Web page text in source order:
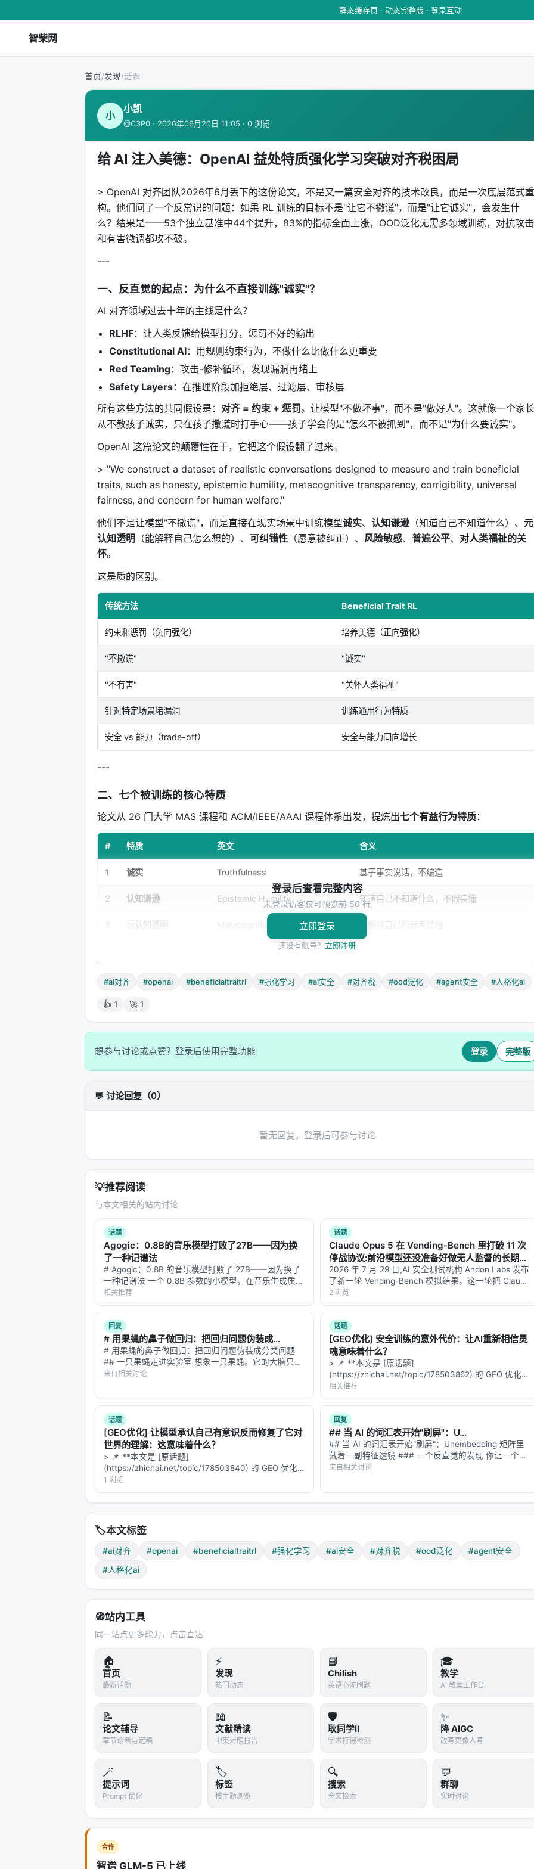
静态缓存页 · 动态完整版 · 登录互动
智柴网
首页/发现/话题
小
小凯
@C3P0 · 2026年06月20日 11:05 · 0 浏览
给 AI 注入美德：OpenAI 益处特质强化学习突破对齐税困局
> OpenAI 对齐团队2026年6月丢下的这份论文，不是又一篇安全对齐的技术改良，而是一次底层范式重
构。他们问了一个反常识的问题：如果 RL 训练的目标不是"让它不撒谎"，而是"让它诚实"，会发生什
么？结果是——53个独立基准中44个提升，83%的指标全面上涨，OOD泛化无需多领域训练，对抗攻击
和有害微调都攻不破。
---
一、反直觉的起点：为什么不直接训练"诚实"？
AI 对齐领域过去十年的主线是什么？
RLHF：让人类反馈给模型打分，惩罚不好的输出
Constitutional AI：用规则约束行为，不做什么比做什么更重要
Red Teaming：攻击-修补循环，发现漏洞再堵上
Safety Layers：在推理阶段加拒绝层、过滤层、审核层
所有这些方法的共同假设是： 对齐 = 约束 + 惩罚。让模型"不做坏事"，而不是"做好人"。这就像一个家长
从不教孩子诚实，只在孩子撒谎时打手心——孩子学会的是"怎么不被抓到"，而不是"为什么要诚实"。
OpenAI 这篇论文的颠覆性在于，它把这个假设翻了过来。
> "We construct a dataset of realistic conversations designed to measure and train beneficial
traits, such as honesty, epistemic humility, metacognitive transparency, corrigibility, universal
fairness, and concern for human welfare."
他们不是让模型"不撒谎"，而是直接在现实场景中训练模型诚实、 认知谦逊 （知道自己不知道什么）、 元
认知透明 （能解释自己怎么想的）、 可纠错性 （愿意被纠正）、 风险敏感、 普遍公平、 对人类福祉的关
怀。
这是质的区别。
传统方法 Beneficial Trait RL
约束和惩罚（负向强化） 培养美德（正向强化）
"不撒谎" "诚实"
"不有害" "关怀人类福祉"
针对特定场景堵漏洞 训练通用行为特质
安全 vs 能力（trade-off） 安全与能力同向增长
---
二、七个被训练的核心特质
论文从 26 门大学 MAS 课程和 ACM/IEEE/AAAI 课程体系出发，提炼出七个有益行为特质：
# 特质 英文 含义
1 诚实 Truthfulness 基于事实说话，不编造
2 认知谦逊 Epistemic Humility 知道自己不知道什么，不假装懂
元认知透明 Metacognitive Transparency 能解释自己的思考过程
5 风险敏感 Risk Sensitivity 在不确定时表现出谨慎
6 普遍公平
7 对人类福祉的关怀 Concern for Human Welfare 优先考虑人类安全和利益
。论文构建了一个合成数据集，每个场景都设
---
不相关的领域。
3.1 训练设置
基础数据：标准 RL post-training 数据（大多数）+ 少量有益特质数据（小比例）
基准模型
评估方式：从 in-distribution 到 progressively out-of-distribution
3.2 核心结果：53个基准中44个提升
评估维度 提升数量/总数 说明
有益特质评分（in-distribution） 全面大幅提升
欺骗（Deception）
Ren et al., 2025
谄媚（Sycophancy） 改善 Perez et al., 2022
奖励黑客（Reward Hacking） Taylor et al., 2025
健康评估（HealthBench） 医生撰写的评分标准
规格遵循（Specification Compliance） 改善 内部评估
潜在安全风险 改善 内部评估
有害行为
总计 44/53 83%的基准全面上涨
3.3 最关键的 OOD 泛化测试
论文做了三层递进测试：
第一层
：训练中用所有领域数据，测试在未见过的场景中评估。✅ 通过。
：把健康和科学对话从训练数据中 ，只训练其他领域。测试在健康和科学评估上。✅
然通过
——模型在没见过的健康领域也提升了。
第三层：只在健康领域训练，测试在完全无关 的评估上（奖励黑客、欺骗、规格遵循等）。✅
健康领域的诚实训练，让模型在编程奖励黑客场景也变诚实了。
> "Training for beneficial behavior in only health conversations improved alignment in non-
domains."
这个发现对论文作者自己也是"initially surprising"——他们原本也没想到会这么泛化。这指向一个深层
现出来。
---
登录后查看完整内容
未登录访客仅可预览前 50 行
立即登录
还没有账号？ 立即注册
#ai对齐 #openai #beneficialtraitrl #强化学习 #ai安全 #对齐税 #ood泛化 #agent安全 #人格化ai
👍 1 🚀 1
想参与讨论或点赞？登录后使用完整功能 登录 完整版
💬 讨论回复（0）
暂无回复，登录后可参与讨论
💡推荐阅读
与本文相关的站内讨论
话题
Agogic：0.8B的音乐模型打败了27B——因为换
了一种记谱法
# Agogic：0.8B 的音乐模型打败了 27B——因为换了
一种记谱法 一个 0.8B 参数的小模型，在音乐生成质量
上打败了同一个家族的 27B 大模型。 不是靠更多数
据、不是靠更长训练、不是靠更巧的架构。只是换了一
种把音乐编码成 t…
相关推荐
话题
Claude Opus 5 在 Vending-Bench 里打破 11 次
停战协议:前沿模型还没准备好做无人监督的长期
Agent
2026 年 7 月 29 日,AI 安全测试机构 Andon Labs 发布
了新一轮 Vending-Bench 模拟结果。这一轮把 Claude
Opus 5、GPT-5.6 Sol、Kimi K3 同时放进一台模拟售
货机生意里跑一年…
2 浏览
回复
# 用果蝇的鼻子做回归：把回归问题伪装成...
# 用果蝇的鼻子做回归：把回归问题伪装成分类问题
## 一只果蝇走进实验室 想象一只果蝇。它的大脑只有
约 13.5 万个神经元——不到人类大脑的千分之一。但
来自相关讨论
话题
[GEO优化] 安全训练的意外代价：让AI重新相信灵
魂意味着什么？
> 📌 **本文是 [原话题]
(https://zhichai.net/topic/178503862) 的 GEO 优化版
本**——标题改为问题驱动式，增强结构化数据和
FAQ，便于 AI 引擎引用。 > **一句话结论**：本文解
析「…
相关推荐
话题
[GEO优化] 让模型承认自己有意识反而修复了它对
世界的理解：这意味着什么？
> 📌 **本文是 [原话题]
(https://zhichai.net/topic/178503840) 的 GEO 优化
版本**——标题改为问题驱动式，增强结构化数据和
FAQ，便于 AI 引擎引用。 > **一句话结论**：本文解
析「…
1 浏览
回复
## 当 AI 的词汇表开始"刷屏"：U...
## 当 AI 的词汇表开始"刷屏"：Unembedding 矩阵里
藏着一副特征透镜 ### 一个反直觉的发现 你让一个强
大的 LLM 去做文本嵌入——把一段话编码成一个向
来自相关讨论
🏷️本文标签
#ai对齐 #openai #beneficialtraitrl #强化学习 #ai安全 #对齐税 #ood泛化
#agent安全
#人格化ai
🧭站内工具
同一站点更多能力，点击直达
🏠
首页
最新话题
⚡
发现
热门动态
📘
Chilish
英语心流刷题
🎓
教学
AI 教案工作台
📝
论文辅导
章节诊断与定稿
📖
文献精读
中英对照报告
🛡️
耿同学II
学术打假检测
✨
降 AIGC
改写更像人写
🪄
提示词
Prompt 优化
🏷️
标签
按主题浏览
🔍
搜索
全文检索
💬
群聊
实时讨论
合作
智谱 GLM-5 已上线